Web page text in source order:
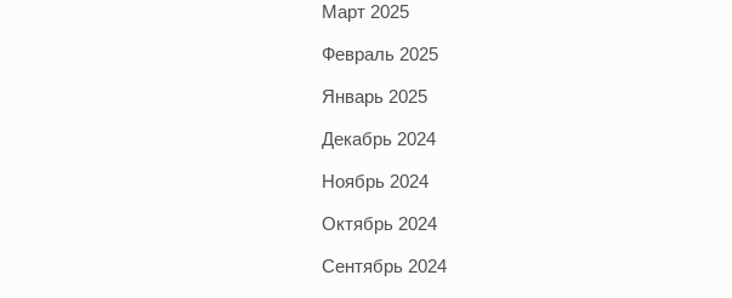
Март 2025
Февраль 2025
Январь 2025
Декабрь 2024
Ноябрь 2024
Октябрь 2024
Сентябрь 2024